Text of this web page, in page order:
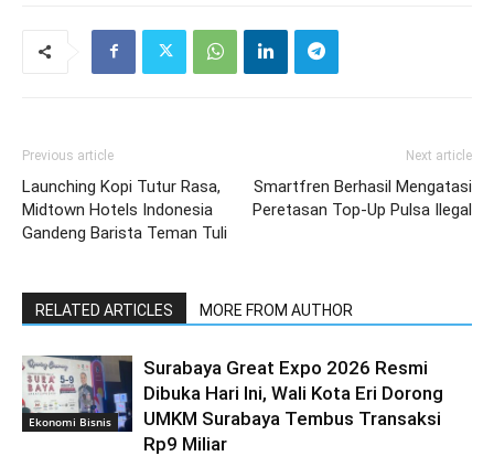
Previous article
Launching Kopi Tutur Rasa,
Midtown Hotels Indonesia
Gandeng Barista Teman Tuli
Next article
Smartfren Berhasil Mengatasi
Peretasan Top-Up Pulsa Ilegal
RELATED ARTICLES MORE FROM AUTHOR
Ekonomi Bisnis
Surabaya Great Expo 2026 Resmi
Dibuka Hari Ini, Wali Kota Eri Dorong
UMKM Surabaya Tembus Transaksi
Rp9 Miliar